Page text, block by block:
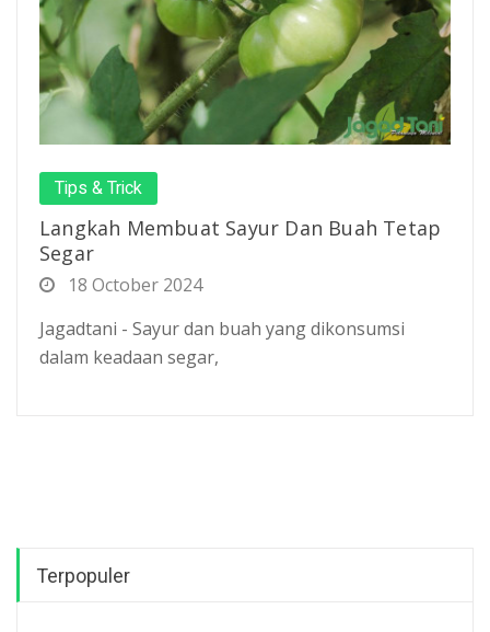
Tips & Trick
Langkah Membuat Sayur Dan Buah Tetap
Segar
18 October 2024
Jagadtani - Sayur dan buah yang dikonsumsi
dalam keadaan segar,
Terpopuler